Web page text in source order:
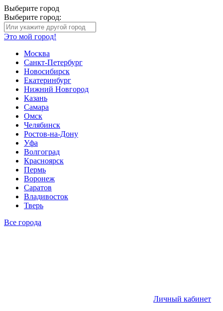
Выберите город
Выберите город:
Это мой город!
Москва
Санкт-Петербург
Новосибирск
Екатеринбург
Нижний Новгород
Казань
Самара
Омск
Челябинск
Ростов-на-Дону
Уфа
Волгоград
Красноярск
Пермь
Воронеж
Саратов
Владивосток
Тверь
Все города
Личный кабинет